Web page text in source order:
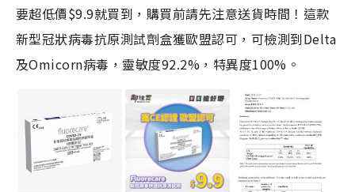
要超低價$9.9就買到，購買前請先注意送貨時間！這款
新型冠狀病毒抗原測試劑盒獲歐盟認可，可檢測到Delta
及Omicorn病毒，靈敏度92.2%，特異度100%。